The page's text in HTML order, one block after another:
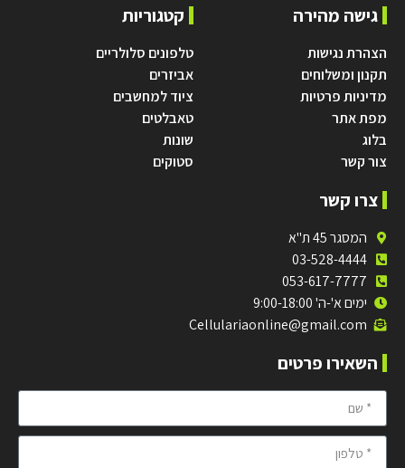
גישה מהירה
הצהרת נגישות
תקנון ומשלוחים
מדיניות פרטיות
מפת אתר
בלוג
צור קשר
קטגוריות
טלפונים סלולריים
אביזרים
ציוד למחשבים
טאבלטים
שונות
סטוקים
צרו קשר
המסגר 45 ת"א
03-528-4444
053-617-7777
ימים א'-ה' 9:00-18:00
Cellulariaonline@gmail.com
השאירו פרטים